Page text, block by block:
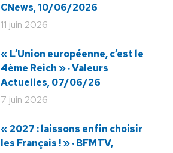
CNews, 10/06/2026
11 juin 2026
« L’Union européenne, c’est le
4ème Reich » · Valeurs
Actuelles, 07/06/26
7 juin 2026
« 2027 : laissons enfin choisir
les Français ! » · BFMTV,